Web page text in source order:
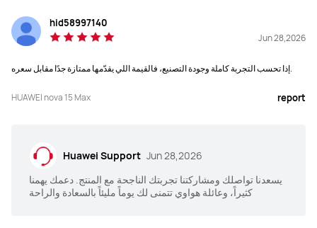
hid58997140
Jun 28,2026
إذا تحسب التجربة كاملة وجودة التصنيع، فالقيمة اللي يقدّمها ممتازة جدًا مقابل سعره.
HUAWEI nova 15 Max report
Huawei Support Jun 28,2026
يسعدنا تواصلك ومشاركتنا تجربتك الناجحة مع المنتج. دعمك يهمنا
كثيراً، وعائلة هواوي تتمنى لك يوماً مليئاً بالسعادة والراحة